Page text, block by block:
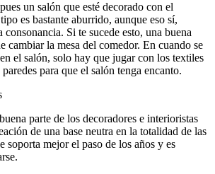
un salón que esté decorado con el
es bastante aburrido, aunque eso sí,
consonancia. Si te sucede esto, una buena
cambiar la mesa del comedor. En cuando se
el salón, solo hay que jugar con los textiles
para que el salón tenga encanto.
parte de los decoradores e interioristas
de una base neutra en la totalidad de las
soporta mejor el paso de los años y es